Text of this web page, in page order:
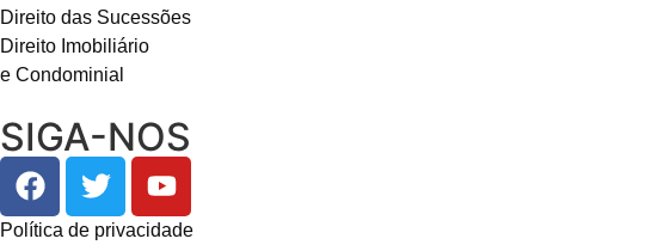
Direito das Sucessões
Direito Imobiliário
e Condominial
SIGA-NOS
Política de privacidade